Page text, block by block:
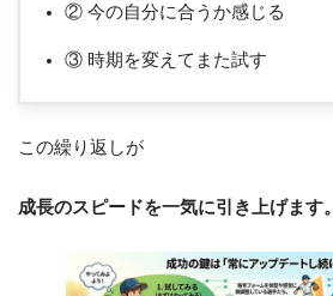
② 今の自分に合うか感じる
③ 時期を変えてまた試す
この繰り返しが
成長のスピードを一気に引き上げます。